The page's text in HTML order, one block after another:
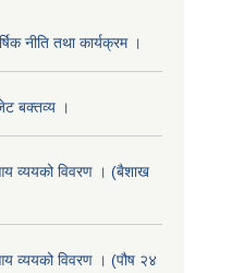
नीति तथा कार्यक्रम ।
बक्तव्य ।
व्ययको विवरण । (बैशाख
विवरण । (पौष २४